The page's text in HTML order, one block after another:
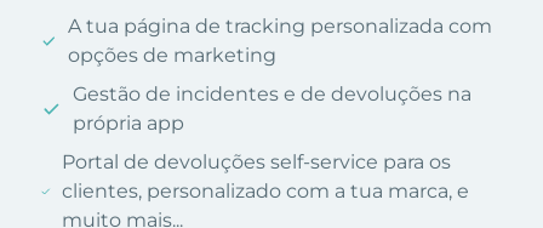
A tua página de tracking personalizada com
opções de marketing
Gestão de incidentes e de devoluções na
própria app
Portal de devoluções self-service para os
clientes, personalizado com a tua marca, e
muito mais...